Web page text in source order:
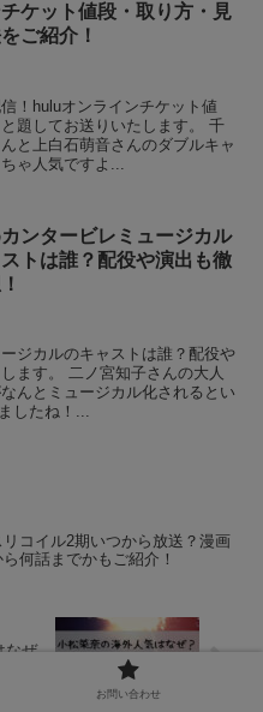
ケット値段・取り方・見
ご紹介！
！huluオンラインチケット値
題してお送りいたします。 千
と上白石萌音さんのダブルキャ
ゃ人気ですよ...
ンタービレミュージカル
トは誰？配役や演出も徹
ジカルのキャストは誰？配役や
ます。 二ノ宮知子さんの大人
んとミュージカル化されるとい
したね！...
リコイル2期いつから放送？漫画
何話までかもご紹介！
なぜ
お問い合わせ